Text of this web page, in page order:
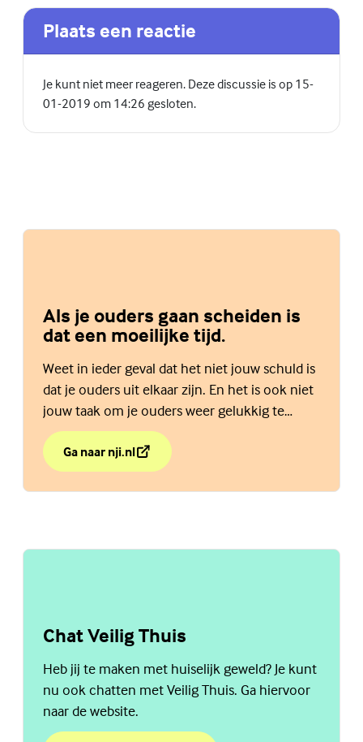
Plaats een reactie
Je kunt niet meer reageren. Deze discussie is op 15-
01-2019 om 14:26 gesloten.
Als je ouders gaan scheiden is
dat een moeilijke tijd.
Weet in ieder geval dat het niet jouw schuld is
dat je ouders uit elkaar zijn. En het is ook niet
jouw taak om je ouders weer gelukkig te
maken. Bekijk de website van het NJi.
Ga naar nji.nl
over Als je ouders gaan scheiden is dat een moeilijke
(Externe link)
Chat Veilig Thuis
Heb jij te maken met huiselijk geweld? Je kunt
nu ook chatten met Veilig Thuis. Ga hiervoor
naar de website.